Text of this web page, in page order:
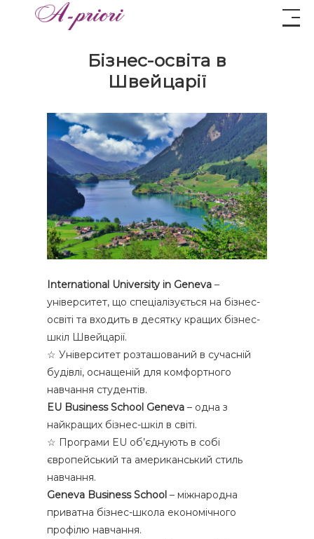
Бізнес-освіта в
Швейцарії
International University in Geneva –
університет, що спеціалізується на бізнес-
освіті та входить в десятку кращих бізнес-
шкіл Швейцарії.
☆ Університет розташований в сучасній
будівлі, оснащеній для комфортного
навчання студентів.
EU Business School Geneva – одна з
найкращих бізнес-шкіл в світі.
☆ Програми EU об’єднують в собі
європейський та американський стиль
навчання.
Geneva Business School – міжнародна
приватна бізнес-школа економічного
профілю навчання.